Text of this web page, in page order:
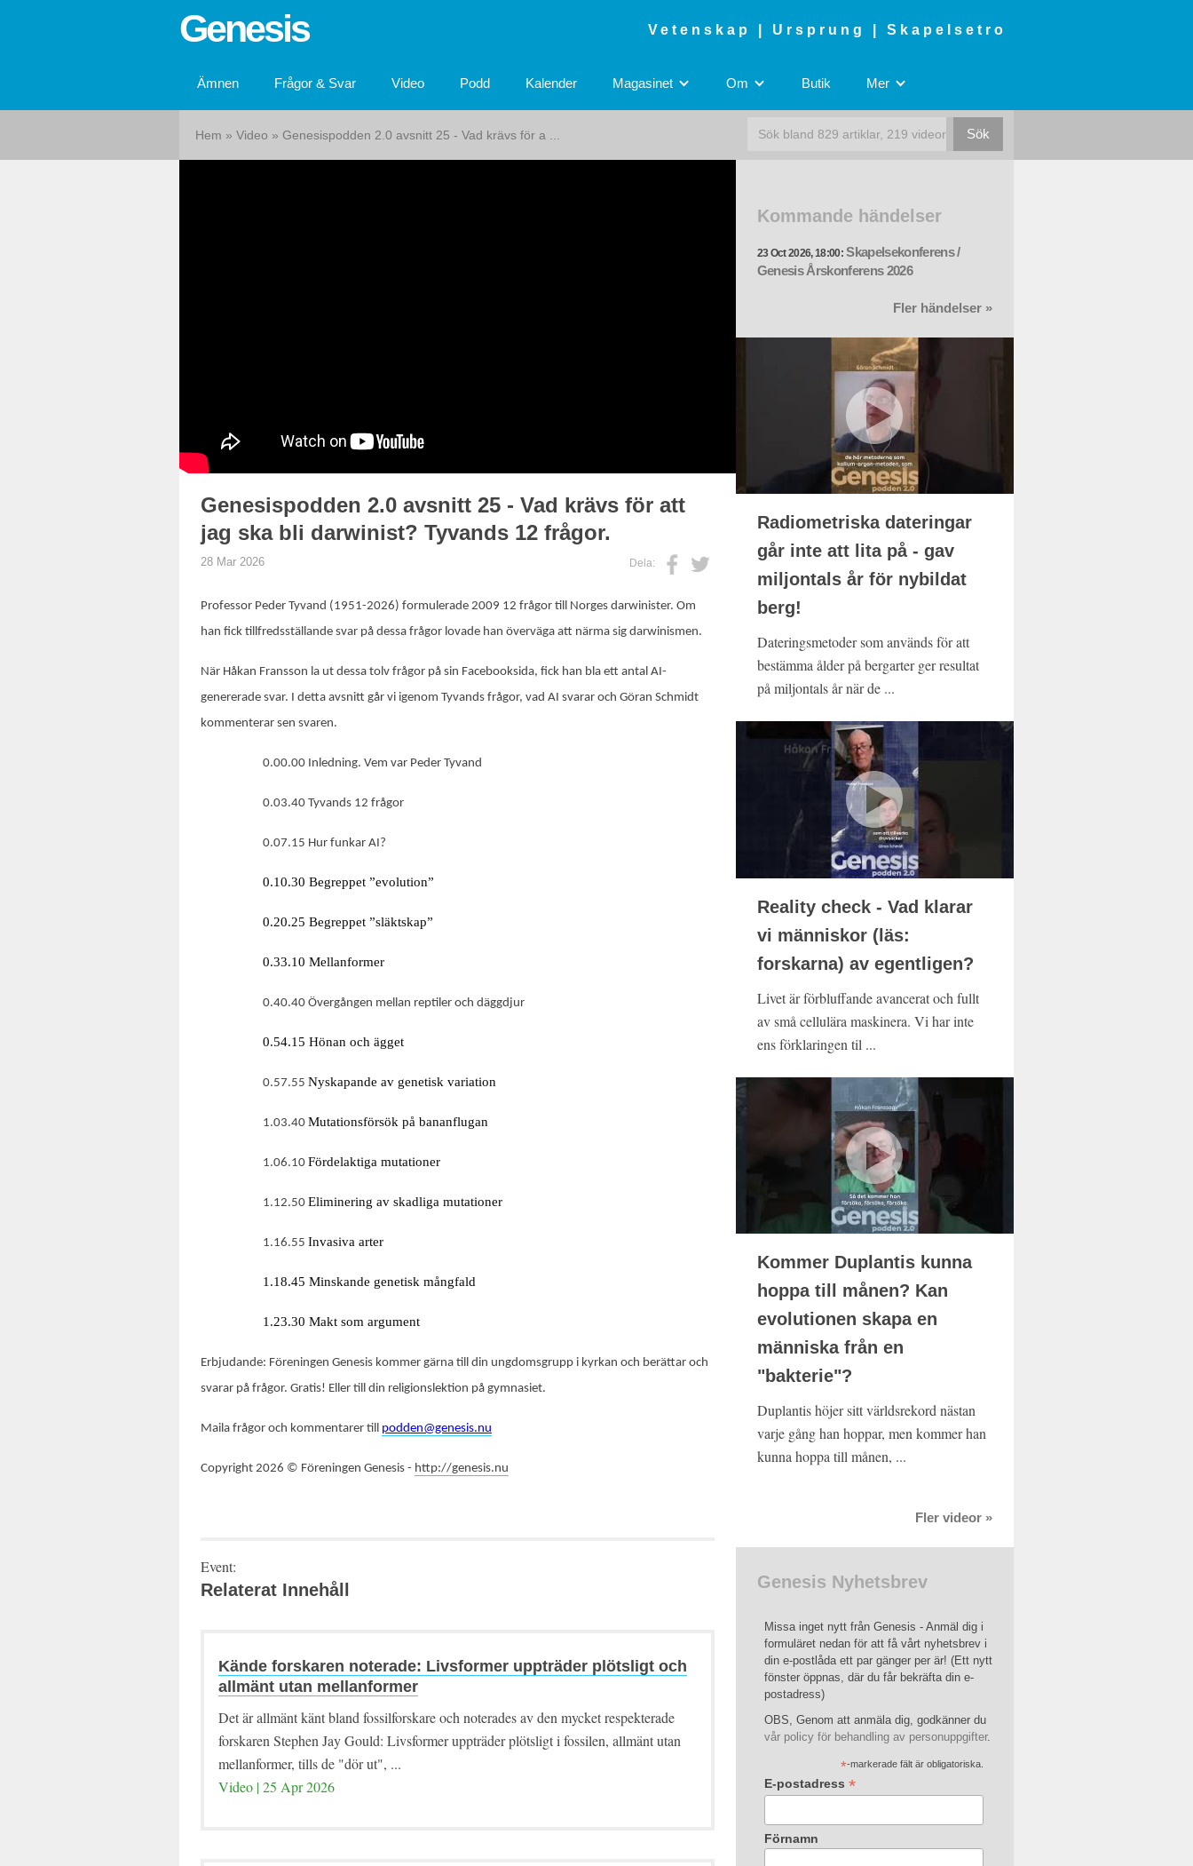
Genesis Vetenskap | Ursprung | Skapelsetro
Ämnen Frågor & Svar Video Podd Kalender Magasinet Om Butik Mer
Hem » Video » Genesispodden 2.0 avsnitt 25 - Vad krävs för a ...
Genesispodden 2.0 avsnitt 25 - Vad krävs för att
jag ska bli darwinist? Tyvands 12 frågor.
Dela:
28 Mar 2026
Professor Peder Tyvand (1951-2026) formulerade 2009 12 frågor till Norges darwinister. Om
han fick tillfredsställande svar på dessa frågor lovade han överväga att närma sig darwinismen.
När Håkan Fransson la ut dessa tolv frågor på sin Facebooksida, fick han bla ett antal AI-
genererade svar. I detta avsnitt går vi igenom Tyvands frågor, vad AI svarar och Göran Schmidt
kommenterar sen svaren.
0.00.00 Inledning. Vem var Peder Tyvand
0.03.40 Tyvands 12 frågor
0.07.15 Hur funkar AI?
0.10.30 Begreppet ”evolution”
0.20.25 Begreppet ”släktskap”
0.33.10 Mellanformer
0.40.40 Övergången mellan reptiler och däggdjur
0.54.15 Hönan och ägget
0.57.55 Nyskapande av genetisk variation
1.03.40 Mutationsförsök på bananflugan
1.06.10 Fördelaktiga mutationer
1.12.50 Eliminering av skadliga mutationer
1.16.55 Invasiva arter
1.18.45 Minskande genetisk mångfald
1.23.30 Makt som argument
Erbjudande: Föreningen Genesis kommer gärna till din ungdomsgrupp i kyrkan och berättar och
svarar på frågor. Gratis! Eller till din religionslektion på gymnasiet.
Maila frågor och kommentarer till podden@genesis.nu
Copyright 2026 © Föreningen Genesis - http://genesis.nu
Event:
Relaterat Innehåll
Kände forskaren noterade: Livsformer uppträder plötsligt och
allmänt utan mellanformer
Det är allmänt känt bland fossilforskare och noterades av den mycket respekterade
forskaren Stephen Jay Gould: Livsformer uppträder plötsligt i fossilen, allmänt utan
mellanformer, tills de "dör ut", ...
Video | 25 Apr 2026
Kommande händelser
23 Oct 2026, 18:00: Skapelsekonferens /
Genesis Årskonferens 2026
Fler händelser »
Radiometriska dateringar
går inte att lita på - gav
miljontals år för nybildat
berg!
Dateringsmetoder som används för att
bestämma ålder på bergarter ger resultat
på miljontals år när de ...
Reality check - Vad klarar
vi människor (läs:
forskarna) av egentligen?
Livet är förbluffande avancerat och fullt
av små cellulära maskinera. Vi har inte
ens förklaringen til ...
Kommer Duplantis kunna
hoppa till månen? Kan
evolutionen skapa en
människa från en
"bakterie"?
Duplantis höjer sitt världsrekord nästan
varje gång han hoppar, men kommer han
kunna hoppa till månen, ...
Fler videor »
Genesis Nyhetsbrev
Missa inget nytt från Genesis - Anmäl dig i
formuläret nedan för att få vårt nyhetsbrev i
din e-postlåda ett par gänger per är! (Ett nytt
fönster öppnas, där du får bekräfta din e-
postadress)
OBS, Genom att anmäla dig, godkänner du
vår policy för behandling av personuppgifter.
*-markerade fält är obligatoriska.
E-postadress *
Förnamn